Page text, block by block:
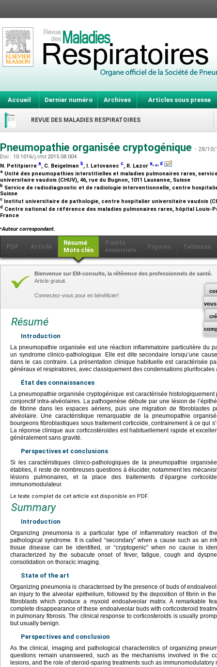
Accueil Dernier numéro Archives Articles sous presse
REVUE DES MALADIES RESPIRATOIRES
Pneumopathie organisée cryptogénique - 28/10/
Doi : 10.1016/j.rmr.2015.08.004
N. Petitpierre a, C. Beigelman b, I. Letovanec c, R. Lazor a,⁎,d
a Unité des pneumopathies interstitielles et maladies pulmonaires rares,
universitaire vaudois (CHUV), 46, rue du Bugnon, 1011 Lausanne, Suisse
b Service de radiodiagnostic et de radiologie interventionnelle, centre
Suisse
c Institut universitaire de pathologie, centre hospitalier universitaire vaudois
d Centre national de référence des maladies pulmonaires rares, hôpital Louis-
France
⁎Auteur correspondant.
PDF Article
Résumé
Mots clés
Points
essentiels
Figures Tableaux
vous
Bienvenue sur EM-consulte, la référence des professionnels de santé.
Article gratuit.
Connectez-vous pour en bénéficier!
Résumé
Introduction
La pneumopathie organisée est une réaction inflammatoire particulière du
un syndrome clinico-pathologique. Elle est dite secondaire lorsqu’une
dans le cas contraire. La présentation clinique habituelle est caractérisée
généraux et respiratoires, avec classiquement des condensations plurifocales
État des connaissances
La pneumopathie organisée cryptogénique est caractérisée
conjonctif intra-alvéolaires. La pathogenèse débute par une lésion de
de fibrine dans les espaces aériens, puis une migration de fibroblastes
alvéolaire. Une caractéristique remarquable de la pneumopathie
bourgeons fibroblastiques sous traitement corticoïde, contrairement à ce qui
La réponse clinique aux corticostéroïdes est habituellement rapide et
généralement sans gravité.
Perspectives et conclusions
Si les caractéristiques clinico-pathologiques de la pneumopathie
établies, il reste de nombreuses questions à élucider, notamment les
lésions pulmonaires, et la place des traitements d’épargne
immunomodulateur.
Le texte complet de cet article est disponible en PDF.
Summary
Introduction
Organizing pneumonia is a particular type of inflammatory reaction of
pathological syndrome. It is called “secondary” when a cause such as an
tissue disease can be identified, or “cryptogenic” when no cause is
characterized by the subacute onset of fever, fatigue, cough and
consolidation on thoracic imaging.
State of the art
Organizing pneumonia is characterised by the presence of buds of
an injury to the alveolar epithelium, followed by the deposition of fibrin in
fibroblasts which produce a myxoid endoalveolar matrix. A remarkable
complete disappearance of these endoalveolar buds with corticosteroid
in pulmonary fibrosis. The clinical response to corticosteroids is usually
but usually benign.
Perspectives and conclusion
As the clinical, imaging and pathological characteristics of organizing
questions remain unanswered, such as the mechanisms involved in the
lesions, and the role of steroid-sparing treatments such as immunomodulatory